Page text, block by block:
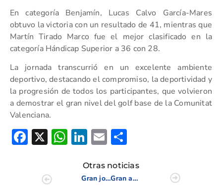
En categoría Benjamín, Lucas Calvo García-Mares
obtuvo la victoria con un resultado de 41, mientras que
Martín Tirado Marco fue el mejor clasificado en la
categoría Hándicap Superior a 36 con 28.
La jornada transcurrió en un excelente ambiente
deportivo, destacando el compromiso, la deportividad y
la progresión de todos los participantes, que volvieron
a demostrar el gran nivel del golf base de la Comunitat
Valenciana.
Facebook
X WhatsApp
LinkedIn
Email
Otras noticias
Gran jornada en Font del Llop con el Circuito Masculino y Femenino
Gran ambiente y buen juego en la prueba PVACE BAI 10 disputada en Costa Azahar